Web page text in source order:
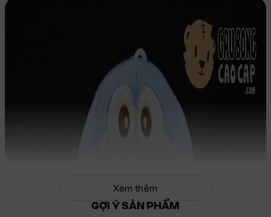
Xem thêm
GỢI Ý SẢN PHẨM